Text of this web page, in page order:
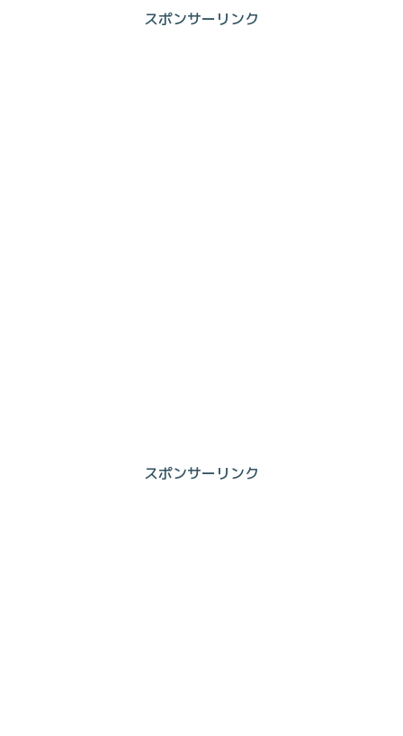
スポンサーリンク
スポンサーリンク